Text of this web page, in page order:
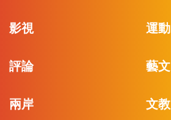
影視 運動
評論 藝文
兩岸 文教